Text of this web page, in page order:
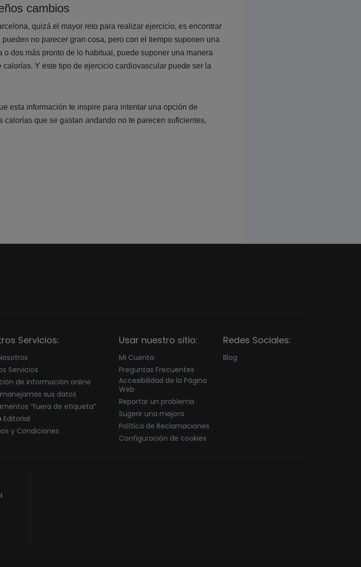
cambios
quizá el mayor reto para realizar ejercicio, es encontrar
no parecer gran cosa, pero con el tiempo suponen una
dos más pronto de lo habitual, puede suponer una manera
Y este tipo de ejercicio cardiovascular puede ser la
esta información te inspire para intentar una opción de
que se gastan andando no te parecen suficientes,
Servicios:
Servicios
de información online
sus datos
“fuera de etiqueta”
Editorial
y Condiciones
Usar nuestro sitio:
Mi Cuenta
Preguntas Frecuentes
Accesibilidad de la Página
Web
Reportar un problema
Sugerir una mejora
Política de Reclamaciones
Configuración de cookies
Redes Sociales:
Blog